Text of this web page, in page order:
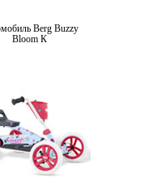
Berg Buzzy
Bloom К